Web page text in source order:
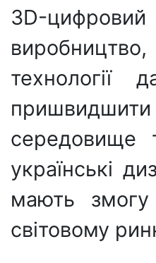
3D-
технології
середовище
українські
мають
світовому